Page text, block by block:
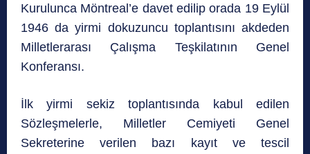
Kurulunca Möntreal’e davet edilip orada 19 Eylül
1946 da yirmi dokuzuncu toplantısını akdeden
Milletlerarası Çalışma Teşkilatının Genel
Konferansı.
İlk yirmi sekiz toplantısında kabul edilen
Sözleşmelerle, Milletler Cemiyeti Genel
Sekreterine verilen bazı kayıt ve tescil